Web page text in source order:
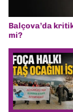
Balçova’da
mi?